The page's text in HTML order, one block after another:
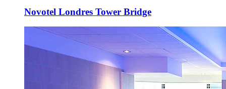
Novotel Londres Tower Bridge